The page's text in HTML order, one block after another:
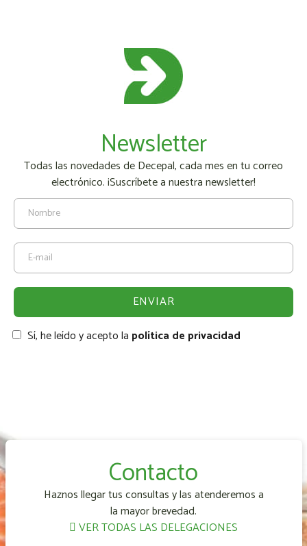
Newsletter
Todas las novedades de Decepal, cada mes en tu correo
electrónico. ¡Suscríbete a nuestra newsletter!
Sí, he leído y acepto la política de privacidad
Contacto
Haznos llegar tus consultas y las atenderemos a
la mayor brevedad.
VER TODAS LAS DELEGACIONES